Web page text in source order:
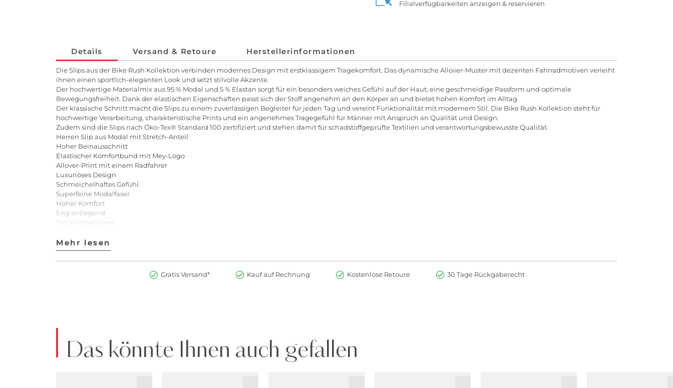
Filialverfügbarkeiten anzeigen & reservieren
Details Versand & Retoure Herstellerinformationen
Die Slips aus der Bike Rush Kollektion verbinden modernes Design mit erstklassigem Tragekomfort. Das dynamische Allover-Muster mit dezenten Fahrradmotiven verleiht
ihnen einen sportlich-eleganten Look und setzt stilvolle Akzente.
Der hochwertige Materialmix aus 95 % Modal und 5 % Elastan sorgt für ein besonders weiches Gefühl auf der Haut, eine geschmeidige Passform und optimale
Bewegungsfreiheit. Dank der elastischen Eigenschaften passt sich der Stoff angenehm an den Körper an und bietet hohen Komfort im Alltag.
Der klassische Schnitt macht die Slips zu einem zuverlässigen Begleiter für jeden Tag und vereint Funktionalität mit modernem Stil. Die Bike Rush Kollektion steht für
hochwertige Verarbeitung, charakteristische Prints und ein angenehmes Tragegefühl für Männer mit Anspruch an Qualität und Design.
Zudem sind die Slips nach Öko-Tex® Standard 100 zertifiziert und stehen damit für schadstoffgeprüfte Textilien und verantwortungsbewusste Qualität.
Herren Slip aus Modal mit Stretch-Anteil
Hoher Beinausschnitt
Elastischer Komfortbund mit Mey-Logo
Allover-Print mit einem Radfahrer
Luxuriöses Design
Schmeichelhaftes Gefühl
Superfeine Modalfaser
Hoher Komfort
Eng anliegend
Trocknergeeignet
Material: 95% Modal, 5% Elasthan
Art.Nr:2900284035706
Mehr lesen
Mehr lesen
Gratis Versand* Kauf auf Rechnung Kostenlose Retoure 30 Tage Rückgaberecht
Das könnte Ihnen auch gefallen